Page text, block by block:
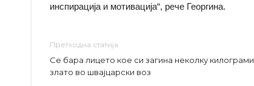
инспирација и мотивација“, рече Георгина.
Претходна статија
Се бара лицето кое си загина неколку килограми
злато во швајцарски воз